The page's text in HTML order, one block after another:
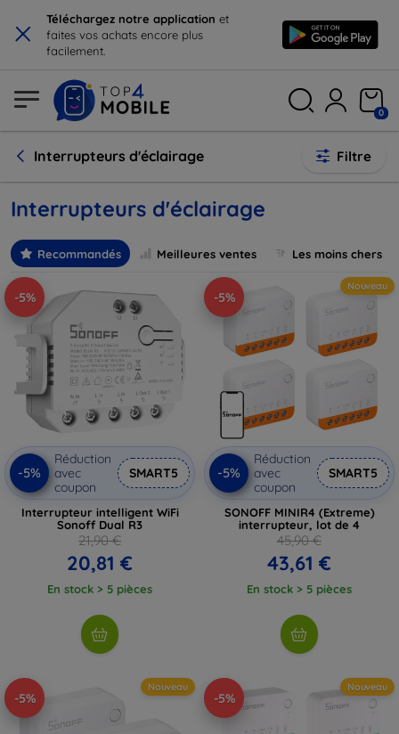
× Téléchargez notre application et
faites vos achats encore plus
facilement.
0
Interrupteurs d'éclairage Filtre
Interrupteurs d'éclairage
Recommandés Meilleures ventes Les moins chers
-5%
-5%
Réduction
avec
coupon
SMART5
Interrupteur intelligent WiFi
Sonoff Dual R3
21,90 €
20,81 €
En stock > 5 pièces
-5%
Nouveau
-5%
Réduction
avec
coupon
SMART5
SONOFF MINIR4 (Extreme)
interrupteur, lot de 4
45,90 €
43,61 €
En stock > 5 pièces
-5%
Nouveau
-5%
Nouveau